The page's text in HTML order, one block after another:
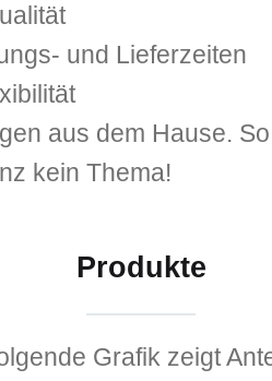
und Lieferzeiten
aus dem Hause.
kein Thema!
Produkte
Grafik zeigt